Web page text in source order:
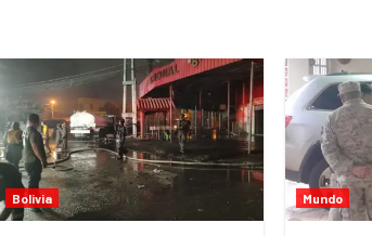
Bolivia Mundo